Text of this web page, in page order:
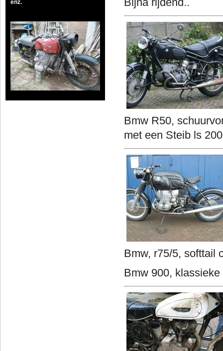
enz.
Bijna rijdend..
Bmw R50,
met een Steib ls
Bmw, r75/5, softtail
Bmw 900,